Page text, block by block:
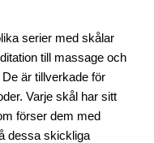
serier med skålar
till massage och
är tillverkade för
Varje skål har sitt
förser dem med
dessa skickliga